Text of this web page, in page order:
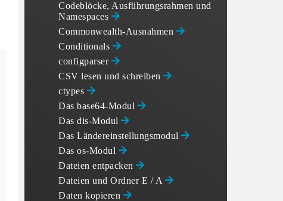
Codeblöcke, Ausführungsrahmen und
Namespaces
Commonwealth-Ausnahmen
Conditionals
configparser
CSV lesen und schreiben
ctypes
Das base64-Modul
Das dis-Modul
Das Ländereinstellungsmodul
Das os-Modul
Dateien entpacken
Dateien und Ordner E / A
Daten kopieren